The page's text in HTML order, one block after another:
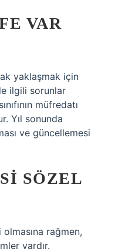
VAR
yaklaşmak için
ilgili sorunlar
müfredatı
Yıl sonunda
ve güncellemesi
SÖZEL
rağmen,
vardır.